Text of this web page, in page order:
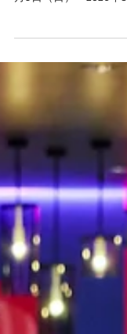
（月）より営業を再
～2026年9月4日（金
開いたします。 ▽ショ
曜日 12:00～18:00（
18:00（ご予約不要）
2026年8月8日（土）
日（月）より営業を再
月7日（金） ※8月6日
分が対象です。 ※8月
は、8月17日（月）以
休業期間中に納品した
は、8月17日（月）以
ラインストア＞ ▼夏
2026年8月16日（日）..